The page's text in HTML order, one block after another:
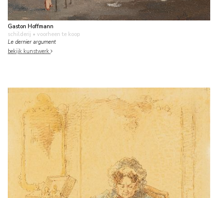
Gaston Hoffmann
schilderij • voorheen te koop
Le dernier argument
bekijk kunstwerk